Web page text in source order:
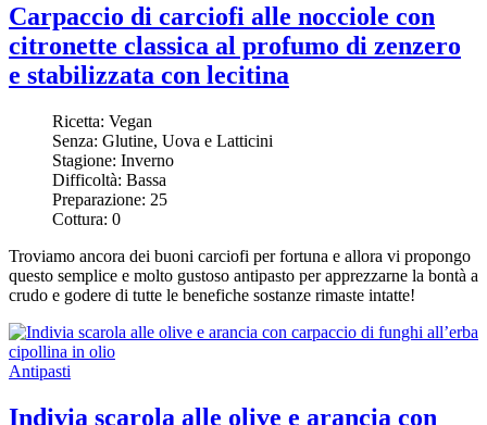
Carpaccio di carciofi alle nocciole con
citronette classica al profumo di zenzero
e stabilizzata con lecitina
Ricetta: Vegan
Senza: Glutine, Uova e Latticini
Stagione: Inverno
Difficoltà: Bassa
Preparazione: 25
Cottura: 0
Troviamo ancora dei buoni carciofi per fortuna e allora vi propongo
questo semplice e molto gustoso antipasto per apprezzarne la bontà a
crudo e godere di tutte le benefiche sostanze rimaste intatte!
Antipasti
Indivia scarola alle olive e arancia con